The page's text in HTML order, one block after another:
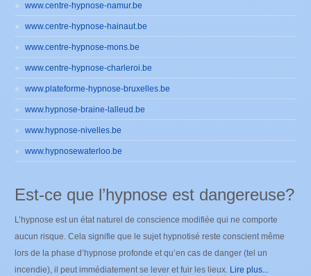
www.centre-hypnose-namur.be
www.centre-hypnose-hainaut.be
www.centre-hypnose-mons.be
www.centre-hypnose-charleroi.be
www.plateforme-hypnose-bruxelles.be
www.hypnose-braine-lalleud.be
www.hypnose-nivelles.be
www.hypnosewaterloo.be
Est-ce que l’hypnose est dangereuse?
L’hypnose est un état naturel de conscience modifiée qui ne comporte
aucun risque. Cela signifie que le sujet hypnotisé reste conscient même
lors de la phase d’hypnose profonde et qu’en cas de danger (tel un
incendie), il peut immédiatement se lever et fuir les lieux. Lire plus...